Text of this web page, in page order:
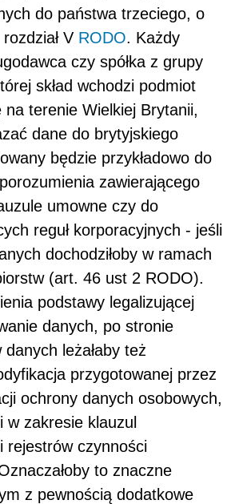
do państwa trzeciego, o
V RODO. Każdy
czy spółka z grupy
skład wchodzi podmiot
na terenie Wielkiej Brytanii,
dane do brytyjskiego
będzie przykładowo do
zawierającego
umowne czy do
reguł korporacyjnych - jeśli
dochodziłoby w ramach
(art. 46 ust 2 RODO).
podstawy legalizującej
danych, po stronie
leżałaby też
przygotowanej przez
ochrony danych osobowych,
w zakresie klauzul
rejestrów czynności
to znaczne
z pewnością dodatkowe